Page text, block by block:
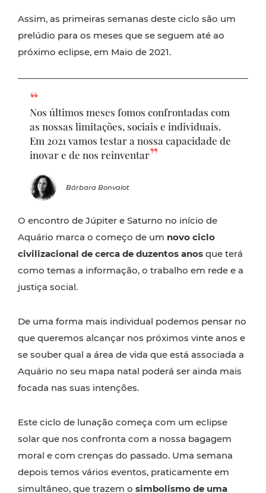
Assim, as primeiras semanas deste ciclo são um
prelúdio para os meses que se seguem até ao
próximo eclipse, em Maio de 2021.
Nos últimos meses fomos confrontadas com
as nossas limitações, sociais e individuais.
Em 2021 vamos testar a nossa capacidade de
inovar e de nos reinventar
Bárbara Bonvalot
O encontro de Júpiter e Saturno no início de
Aquário marca o começo de um novo ciclo
civilizacional de cerca de duzentos anos que terá
como temas a informação, o trabalho em rede e a
justiça social.
De uma forma mais individual podemos pensar no
que queremos alcançar nos próximos vinte anos e
se souber qual a área de vida que está associada a
Aquário no seu mapa natal poderá ser ainda mais
focada nas suas intenções.
Este ciclo de lunação começa com um eclipse
solar que nos confronta com a nossa bagagem
moral e com crenças do passado. Uma semana
depois temos vários eventos, praticamente em
simultâneo, que trazem o simbolismo de uma